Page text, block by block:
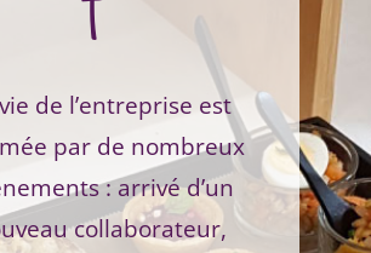
t
de l’entreprise est
par de nombreux
: arrivé d’un
collaborateur,